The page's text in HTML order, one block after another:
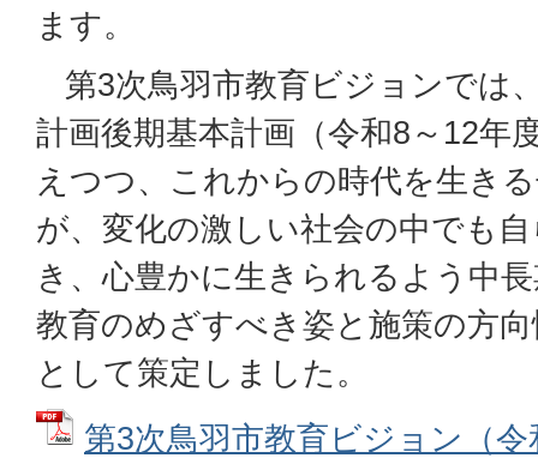
ます。
第3次鳥羽市教育ビジョンでは
計画後期基本計画（令和8～12年
えつつ、これからの時代を生き
が、変化の激しい社会の中でも
き、心豊かに生きられるよう中
教育のめざすべき姿と施策の方
として策定しました。
第3次鳥羽市教育ビジョン（